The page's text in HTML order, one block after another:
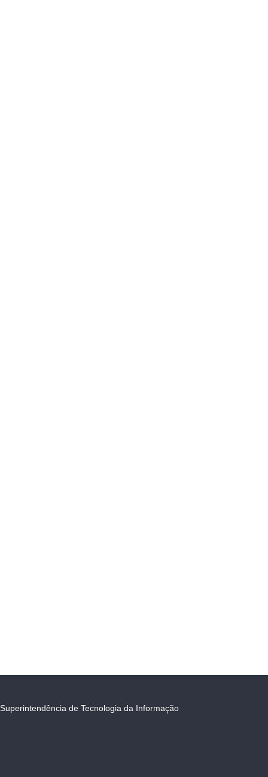
Superintendência de Tecnologia da Informação